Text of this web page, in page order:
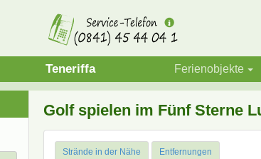
Teneriffa Ferienobjekte
Golf spielen im Fünf Sterne
Strände in der Nähe Entfernungen